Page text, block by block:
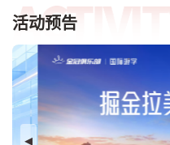
部商家，年销过亿。2019
年他转变思路，跟知名品牌
合作，带领公司实现新突
破，每年业绩增长至少5
0%。
活动预告